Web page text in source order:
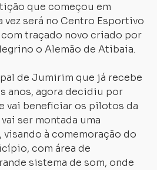
que começou em
vez será no Centro Esportivo
com traçado novo criado por
o Alemão de Atibaia.
de Jumirim que já recebe
anos, agora decidiu por
vai beneficiar os pilotos da
ser montada uma
à comemoração do
com área de
sistema de som, onde